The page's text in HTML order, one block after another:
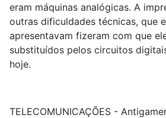
eram máquinas analógicas. A
outras dificuldades técnicas, que
apresentavam fizeram com que
substituídos pelos circuitos
hoje.
TELECOMUNICAÇÕES -